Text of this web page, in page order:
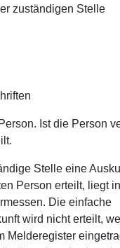
zuständigen Stelle
Ist die Person
Stelle eine
Person erteilt, liegt
Die einfache
wird nicht erteilt,
Melderegister